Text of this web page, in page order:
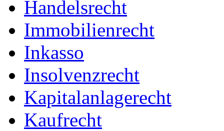
Handelsrecht
Immobilienrecht
Inkasso
Insolvenzrecht
Kapitalanlagerecht
Kaufrecht